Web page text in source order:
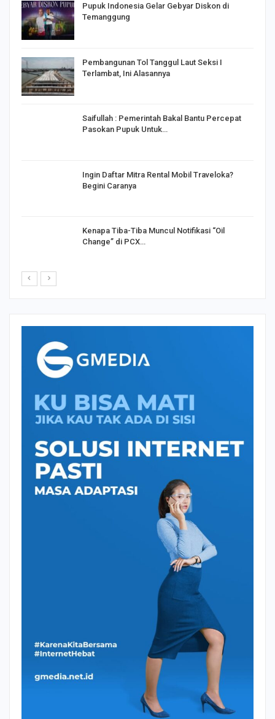
Pupuk Indonesia Gelar Gebyar Diskon di
Temanggung
Pembangunan Tol Tanggul Laut Seksi I
Terlambat, Ini Alasannya
Saifullah : Pemerintah Bakal Bantu Percepat
Pasokan Pupuk Untuk…
Ingin Daftar Mitra Rental Mobil Traveloka?
Begini Caranya
Kenapa Tiba-Tiba Muncul Notifikasi “Oil
Change” di PCX…